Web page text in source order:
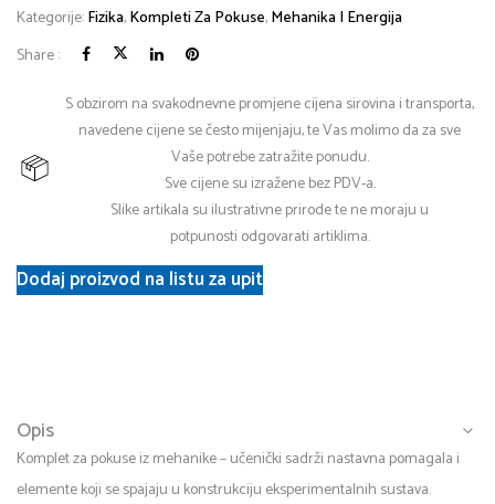
Kategorije:Fizika,Kompleti Za Pokuse,Mehanika I Energija
Share :
S obzirom na svakodnevne promjene cijena sirovina i transporta,
navedene cijene se često mijenjaju, te Vas molimo da za sve
Vaše potrebe zatražite ponudu.
Sve cijene su izražene bez PDV-a.
Slike artikala su ilustrativne prirode te ne moraju u
potpunosti odgovarati artiklima.
Dodaj proizvod na listu za upit
Opis
Komplet za pokuse iz mehanike – učenički sadrži nastavna pomagala i
elemente koji se spajaju u konstrukciju eksperimentalnih sustava.